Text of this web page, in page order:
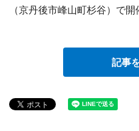
（京丹後市峰山町杉谷）で開
記事